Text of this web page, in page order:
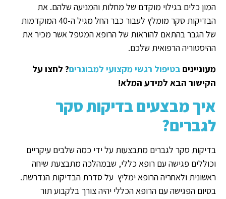
המון כלים בגילוי מוקדם של מחלות והמניעה שלהם. את
הבדיקות סקר מומלץ לעבור כבר החל מגיל ה-40 המוקדמות
של הגבר בהתאם להוראות של הרופא המטפל אשר מכיר את
ההיסטוריה הרפואית שלכם.
מעוניינים בטיפול רגשי מקצועי למבוגרים? לחצו על
הקישור הבא למידע המלא!
איך מבצעים בדיקות סקר
לגברים?
בדיקות סקר לגברים מתבצעות על ידי כמה שלבים עיקריים
וכוללים פגישה עם רופא כללי, שבמהלכה מתבצעת שיחה
ראשונית ולאחריה הרופא ימליץ על סדרת הבדיקות הנדרשת.
בסיום הפגישה עם הרופא הכללי יהיה צורך בלקבוע תור